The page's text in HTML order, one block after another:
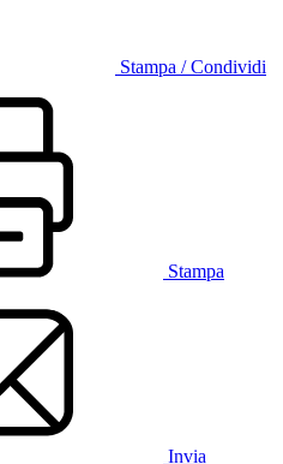
Stampa / Condividi
Stampa
Invia